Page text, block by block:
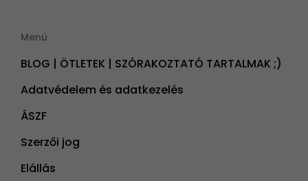
Menü
BLOG | ÖTLETEK | SZÓRAKOZTATÓ TARTALMAK ;)
Adatvédelem és adatkezelés
ÁSZF
Szerzői jog
Elállás